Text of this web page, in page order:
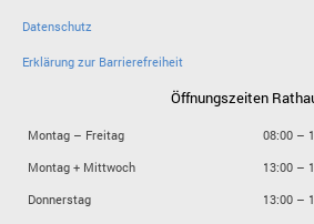
Datenschutz
Erklärung zur Barrierefreiheit
Öffnungszeiten
Montag – Freitag
08:00 –
Montag + Mittwoch
13:00 –
Donnerstag
13:00 –